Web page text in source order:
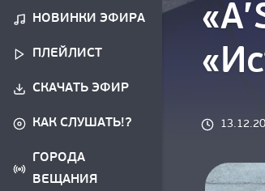
НОВИНКИ ЭФИРА
ПЛЕЙЛИСТ
СКАЧАТЬ ЭФИР
КАК СЛУШАТЬ!?
ГОРОДА
ВЕЩАНИЯ